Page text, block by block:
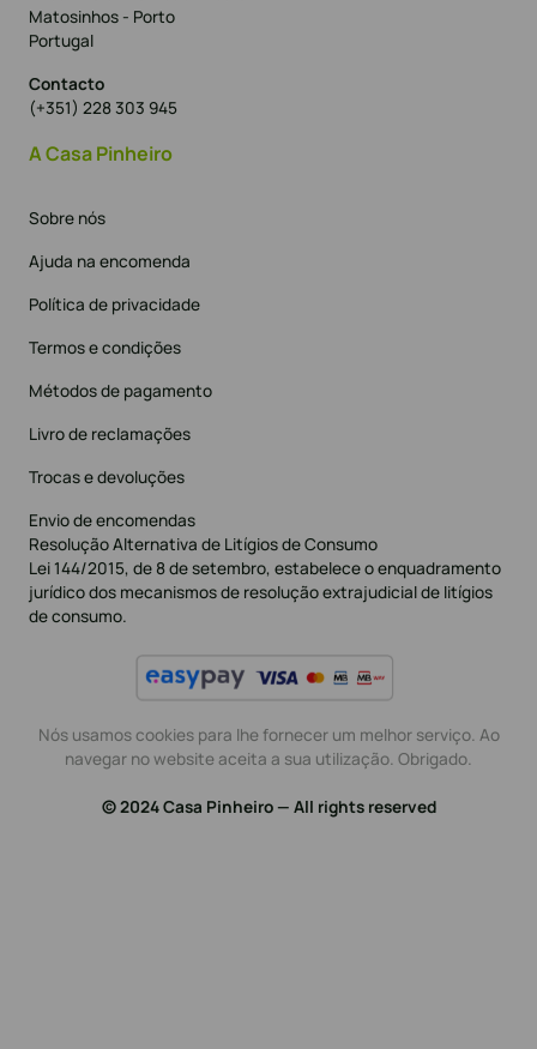
Matosinhos - Porto
Portugal
Contacto
(+351) 228 303 945
A Casa Pinheiro
Sobre nós
Ajuda na encomenda
Política de privacidade
Termos e condições
Métodos de pagamento
Livro de reclamações
Trocas e devoluções
Envio de encomendas
Resolução Alternativa de Litígios de Consumo
Lei 144/2015, de 8 de setembro, estabelece o enquadramento
jurídico dos mecanismos de resolução extrajudicial de litígios
de consumo.
Nós usamos cookies para lhe fornecer um melhor serviço. Ao
navegar no website aceita a sua utilização. Obrigado.
© 2024 Casa Pinheiro — All rights reserved